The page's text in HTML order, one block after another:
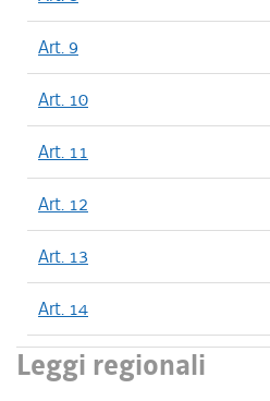
Art. 9
Art. 10
Art. 11
Art. 12
Art. 13
Art. 14
Leggi regionali